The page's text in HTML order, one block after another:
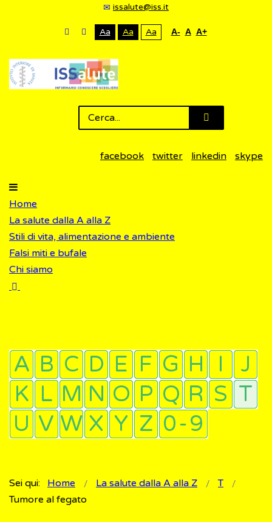
issalute@iss.it
Aa Aa Aa A- A A+
facebook twitter linkedin skype
Home
La salute dalla A alla Z
Stili di vita, alimentazione e ambiente
Falsi miti e bufale
Chi siamo
Sei qui: Home La salute dalla A alla Z
T
Tumore al fegato